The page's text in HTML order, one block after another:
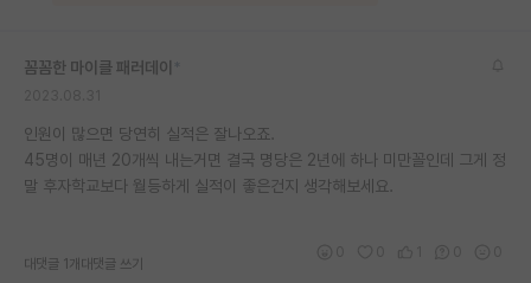
꼼꼼한 마이클 패러데이
인원이 많으면 당연히 실적은 잘나오죠.
45명이 매년 20개씩 내는거면 결국 명당은 2년에 하나 미만꼴인데 그게 정
말 후자학교보다 월등하게 실적이 좋은건지 생각해보세요.
대댓글 1개 대댓글 쓰기